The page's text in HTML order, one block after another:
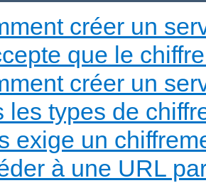
créer un
que le
créer un
les types de
exige un
à une URL